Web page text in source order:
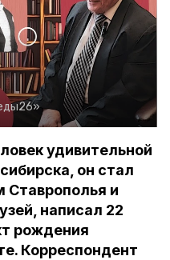
удивительной
он стал
и
написал 22
рождения
Корреспондент